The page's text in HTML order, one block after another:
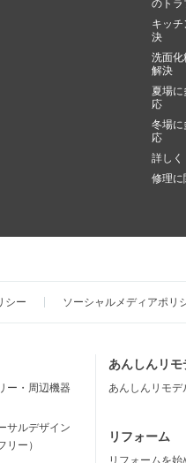
のトラ
キッ
決
洗面化
解決
夏場
応
冬場に
応
詳しく
修理に
シー ソーシャルメディアポリ
ー・周辺機器
サルデザイン
リー）
あんしんリモ
あんしんリモデ
リフォーム
リフォームを始